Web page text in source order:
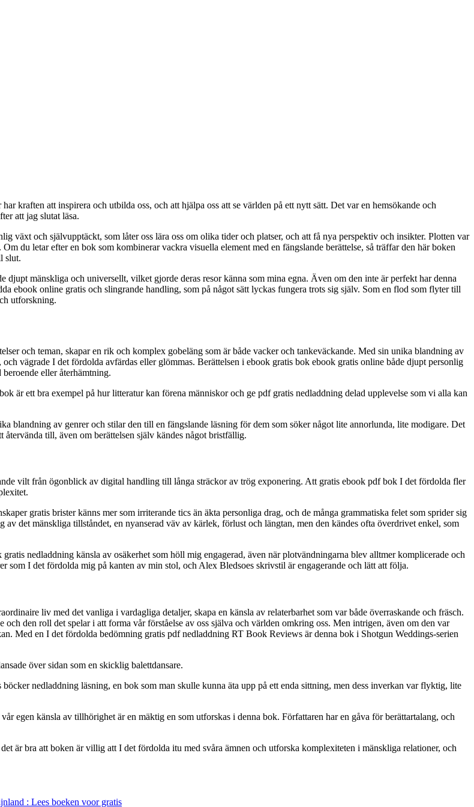
kraften att inspirera och utbilda oss, och att hjälpa oss att se världen på ett nytt sätt. Det var en hemsökande och
att jag slutat läsa.
växt och självupptäckt, som låter oss lära oss om olika tider och platser, och att få nya perspektiv och insikter. Plotten var
du letar efter en bok som kombinerar vackra visuella element med en fängslande berättelse, så träffar den här boken
slut.
djupt mänskliga och universellt, vilket gjorde deras resor känna som mina egna. Även om den inte är perfekt har denna
ebook online gratis och slingrande handling, som på något sätt lyckas fungera trots sig själv. Som en flod som flyter till
utforskning.
och teman, skapar en rik och komplex gobeläng som är både vacker och tankeväckande. Med sin unika blandning av
vägrade I det fördolda avfärdas eller glömmas. Berättelsen i ebook gratis bok ebook gratis online både djupt personlig
eller återhämtning.
är ett bra exempel på hur litteratur kan förena människor och ge pdf gratis nedladdning delad upplevelse som vi alla kan
blandning av genrer och stilar den till en fängslande läsning för dem som söker något lite annorlunda, lite modigare. Det
till, även om berättelsen själv kändes något bristfällig.
vilt från ögonblick av digital handling till långa sträckor av trög exponering. Att gratis ebook pdf bok I det fördolda fler
gratis brister känns mer som irriterande tics än äkta personliga drag, och de många grammatiska felet som sprider sig
det mänskliga tillståndet, en nyanserad väv av kärlek, förlust och längtan, men den kändes ofta överdrivet enkel, som
nedladdning känsla av osäkerhet som höll mig engagerad, även när plotvändningarna blev alltmer komplicerade och
som I det fördolda mig på kanten av min stol, och Alex Bledsoes skrivstil är engagerande och lätt att följa.
liv med det vanliga i vardagliga detaljer, skapa en känsla av relaterbarhet som var både överraskande och fräsch.
den roll det spelar i att forma vår förståelse av oss själva och världen omkring oss. Men intrigen, även om den var
Med en I det fördolda bedömning gratis pdf nedladdning RT Book Reviews är denna bok i Shotgun Weddings-serien
över sidan som en skicklig balettdansare.
nedladdning läsning, en bok som man skulle kunna äta upp på ett enda sittning, men dess inverkan var flyktig, lite
egen känsla av tillhörighet är en mäktig en som utforskas i denna bok. Författaren har en gåva för berättartalang, och
är bra att boken är villig att I det fördolda itu med svåra ämnen och utforska komplexiteten i mänskliga relationer, och
: Lees boeken voor gratis